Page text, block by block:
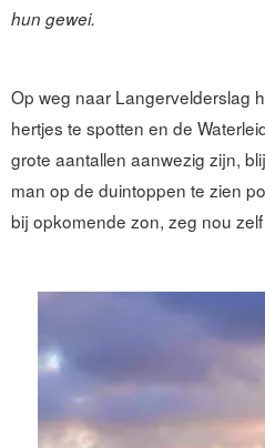
hun gewei.
Op weg naar Langervelderslag
hertjes te spotten en de
grote aantallen aanwezig zijn,
man op de duintoppen te zien
bij opkomende zon, zeg nou